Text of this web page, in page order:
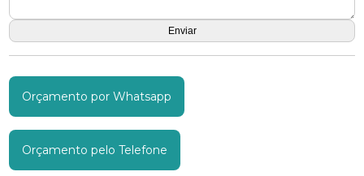
Orçamento por Whatsapp
Orçamento pelo Telefone